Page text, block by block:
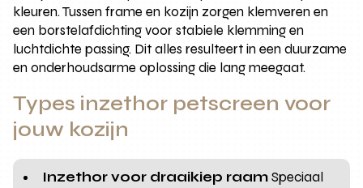
kleuren. Tussen frame en kozijn zorgen klemveren en
een borstelafdichting voor stabiele klemming en
luchtdichte passing. Dit alles resulteert in een duurzame
en onderhoudsarme oplossing die lang meegaat.
Types inzethor petscreen voor
jouw kozijn
Inzethor voor draaikiep raamSpeciaal